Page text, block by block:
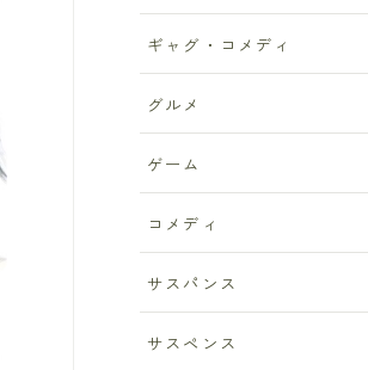
ギャグ・コメディ
グルメ
ゲーム
コメディ
サスパンス
サスペンス